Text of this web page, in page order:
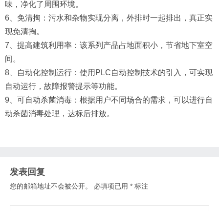
味，净化了周围环境。
6、免清掏：污水和杂物实现分离，外排时一起排出，真正实
现免清掏。
7、提高建筑利用率：该系列产品占地面积小，节省地下室空
间。
8、自动化控制运行：使用PLC自动控制技术的引入，可实现
自动运行，故障报警提示等功能。
9、可自动杀菌消毒：根据用户不同场合的需求，可以进行自
动杀菌消毒处理，达标后排放。
发表回复
您的邮箱地址不会被公开。 必填项已用 * 标注